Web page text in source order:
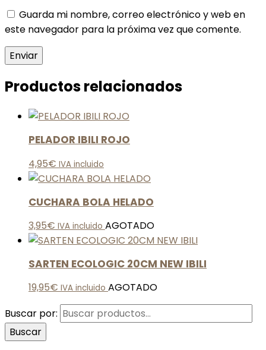
Guarda mi nombre, correo electrónico y web en
este navegador para la próxima vez que comente.
Productos relacionados
PELADOR IBILI ROJO
4,95€ IVA incluido
CUCHARA BOLA HELADO
3,95€ IVA incluido AGOTADO
SARTEN ECOLOGIC 20CM NEW IBILI
19,95€ IVA incluido AGOTADO
Buscar por:
Buscar